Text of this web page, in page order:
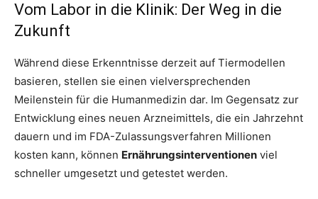
Vom Labor in die Klinik: Der Weg in die
Zukunft
Während diese Erkenntnisse derzeit auf Tiermodellen
basieren, stellen sie einen vielversprechenden
Meilenstein für die Humanmedizin dar. Im Gegensatz zur
Entwicklung eines neuen Arzneimittels, die ein Jahrzehnt
dauern und im FDA-Zulassungsverfahren Millionen
kosten kann, können Ernährungsinterventionen viel
schneller umgesetzt und getestet werden.